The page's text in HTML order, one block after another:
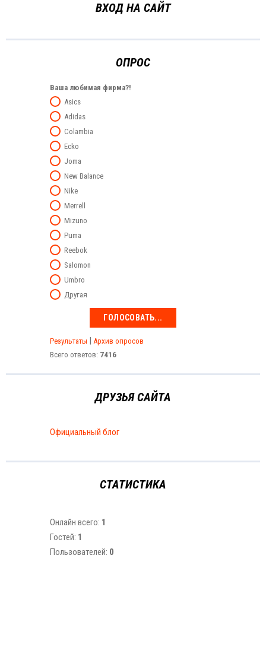
ВХОД НА САЙТ
ОПРОС
Ваша любимая фирма?!
Asics
Adidas
Colambia
Ecko
Joma
New Balance
Nike
Merrell
Mizuno
Puma
Reebok
Salomon
Umbro
Другая
Результаты | Архив опросов
Всего ответов: 7416
ДРУЗЬЯ САЙТА
Официальный блог
СТАТИСТИКА
Онлайн всего: 1
Гостей: 1
Пользователей: 0